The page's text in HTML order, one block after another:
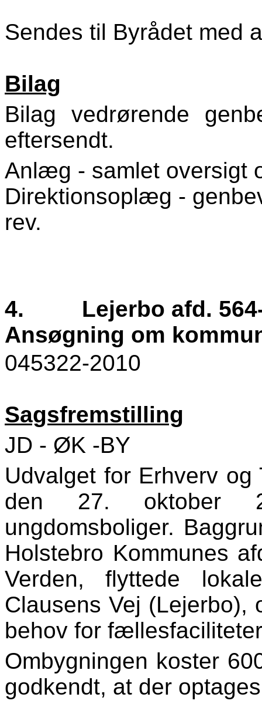
Sendes til Byrådet med
Bilag
Bilag vedrørende
eftersendt.
Anlæg - samlet oversigt
Direktionsoplæg -
rev.
4.
Lejerbo afd.
Ansøgning om
045322-2010
Sagsfremstilling
JD - ØK -BY
Udvalget for Erhverv
den 27. oktober
ungdomsboliger.
Holstebro Kommunes
Verden, flyttede
Clausens Vej (Lejerbo),
behov for
Ombygningen koster
godkendt, at der